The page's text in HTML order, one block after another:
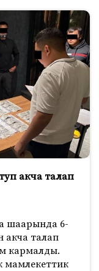
акча талап
шаарында 6-
акча талап
кармалды.
мамлекеттик